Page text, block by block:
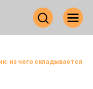
из чего складывается